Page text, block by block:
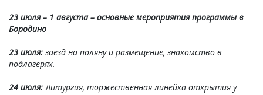
23 июля – 1 августа – основные мероприятия программы в
Бородино
23 июля: заезд на поляну и размещение, знакомство в
подлагерях.
24 июля:Литургия, торжественная линейка открытия у